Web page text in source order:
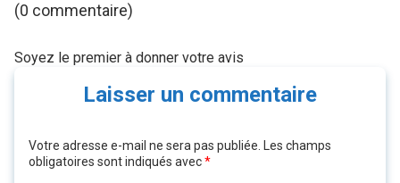
(0 commentaire)
Soyez le premier à donner votre avis
Laisser un commentaire
Votre adresse e-mail ne sera pas publiée.
Les champs
obligatoires sont indiqués avec*